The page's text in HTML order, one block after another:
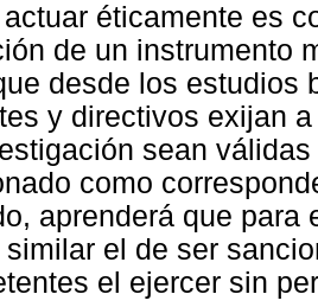
éticamente es
de un instrumento
desde los estudios
y directivos exijan
sean
como
aprenderá que para
similar el de ser
el ejercer sin